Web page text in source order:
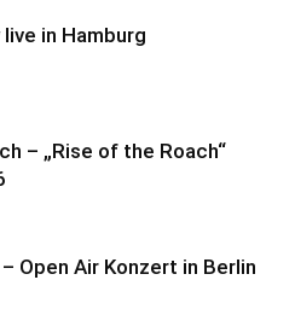
in Hamburg
– „Rise of the Roach“
Open Air Konzert in Berlin